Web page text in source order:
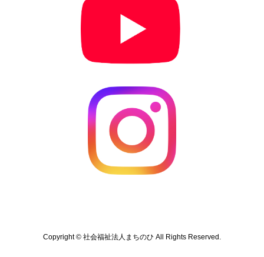
Copyright © 社会福祉法人まちのひ All Rights Reserved.